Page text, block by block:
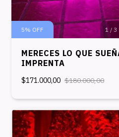
1 / 3
5% OFF
MERECES LO QUE
IMPRENTA
$171.000,00 $180.000,00